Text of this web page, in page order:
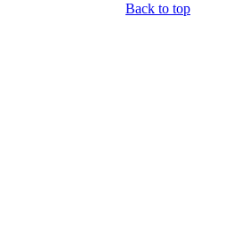
Back to top